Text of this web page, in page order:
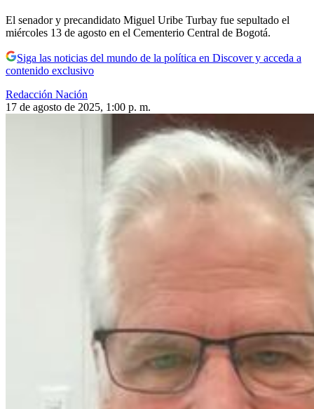
El senador y precandidato Miguel Uribe Turbay fue sepultado el
miércoles 13 de agosto en el Cementerio Central de Bogotá.
Siga las noticias del mundo de la política en Discover y acceda a
contenido exclusivo
Redacción Nación
17 de agosto de 2025, 1:00 p. m.